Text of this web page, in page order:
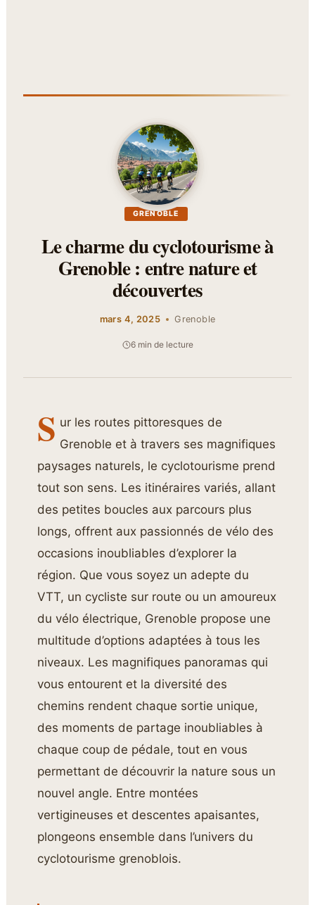
GRENOBLE
Le charme du cyclotourisme à
Grenoble : entre nature et
découvertes
mars 4, 2025 Grenoble
6 min de lecture
S ur les routes pittoresques de
Grenoble et à travers ses magnifiques
paysages naturels, le cyclotourisme prend
tout son sens. Les itinéraires variés, allant
des petites boucles aux parcours plus
longs, offrent aux passionnés de vélo des
occasions inoubliables d’explorer la
région. Que vous soyez un adepte du
VTT, un cycliste sur route ou un amoureux
du vélo électrique, Grenoble propose une
multitude d’options adaptées à tous les
niveaux. Les magnifiques panoramas qui
vous entourent et la diversité des
chemins rendent chaque sortie unique,
des moments de partage inoubliables à
chaque coup de pédale, tout en vous
permettant de découvrir la nature sous un
nouvel angle. Entre montées
vertigineuses et descentes apaisantes,
plongeons ensemble dans l’univers du
cyclotourisme grenoblois.